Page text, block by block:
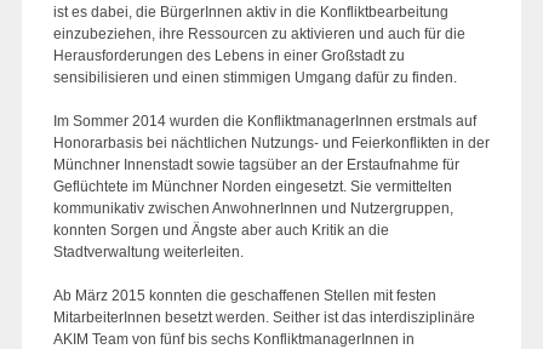
ist es dabei, die BürgerInnen aktiv in die Konfliktbearbeitung
einzubeziehen, ihre Ressourcen zu aktivieren und auch für die
Herausforderungen des Lebens in einer Großstadt zu
sensibilisieren und einen stimmigen Umgang dafür zu finden.
Im Sommer 2014 wurden die KonfliktmanagerInnen erstmals auf
Honorarbasis bei nächtlichen Nutzungs- und Feierkonflikten in der
Münchner Innenstadt sowie tagsüber an der Erstaufnahme für
Geflüchtete im Münchner Norden eingesetzt. Sie vermittelten
kommunikativ zwischen AnwohnerInnen und Nutzergruppen,
konnten Sorgen und Ängste aber auch Kritik an die
Stadtverwaltung weiterleiten.
Ab März 2015 konnten die geschaffenen Stellen mit festen
MitarbeiterInnen besetzt werden. Seither ist das interdisziplinäre
AKIM Team von fünf bis sechs KonfliktmanagerInnen in